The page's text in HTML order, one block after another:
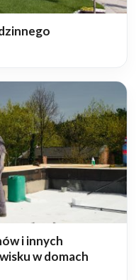
i innych
w domach